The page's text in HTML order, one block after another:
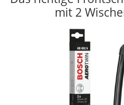
mit 2